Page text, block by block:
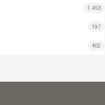
1 453
197
402